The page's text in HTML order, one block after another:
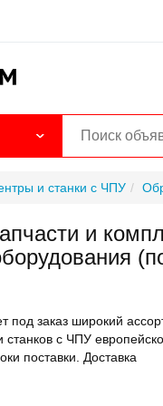
и станки с ЧПУ
и
заказ широкий
с ЧПУ
поставки. Доставка